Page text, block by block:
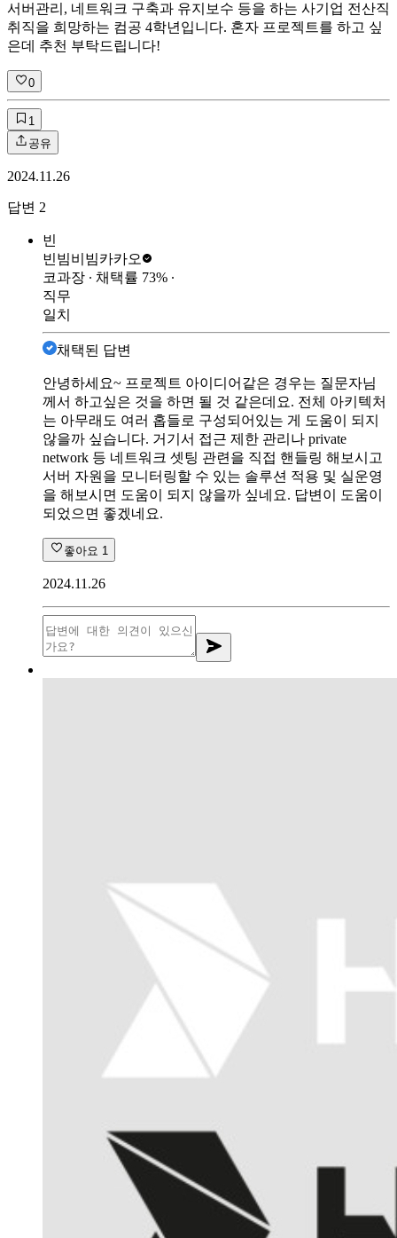
서버관리, 네트워크 구축과 유지보수 등을 하는 사기업 전산직
취직을 희망하는 컴공 4학년입니다. 혼자 프로젝트를 하고 싶
은데 추천 부탁드립니다!
0
1
공유
2024.11.26
답변 2
빈
빈빔비빔카카오
코과장 ∙ 채택률 73% ∙
직무
일치
채택된 답변
안녕하세요~ 프로젝트 아이디어같은 경우는 질문자님
께서 하고싶은 것을 하면 될 것 같은데요. 전체 아키텍처
는 아무래도 여러 홉들로 구성되어있는 게 도움이 되지
않을까 싶습니다. 거기서 접근 제한 관리나 private
network 등 네트워크 셋팅 관련을 직접 핸들링 해보시고
서버 자원을 모니터링할 수 있는 솔루션 적용 및 실운영
을 해보시면 도움이 되지 않을까 싶네요. 답변이 도움이
되었으면 좋겠네요.
좋아요 1
2024.11.26